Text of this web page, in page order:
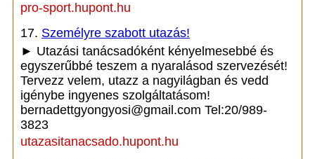
pro-sport.hupont.hu
17. Személyre szabott utazás!
► Utazási tanácsadóként kényelmesebbé és
egyszerűbbé teszem a nyaralásod szervezését!
Tervezz velem, utazz a nagyilágban és vedd
igénybe ingyenes szolgáltatásom!
bernadettgyongyosi@gmail.com Tel:20/989-
3823
utazasitanacsado.hupont.hu